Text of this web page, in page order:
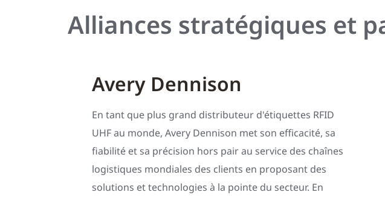
Alliances stratégiques et
Avery Dennison
En tant que plus grand distributeur d'étiquettes RFID
UHF au monde, Avery Dennison met son efficacité, sa
fiabilité et sa précision hors pair au service des chaînes
logistiques mondiales des clients en proposant des
solutions et technologies à la pointe du secteur. En